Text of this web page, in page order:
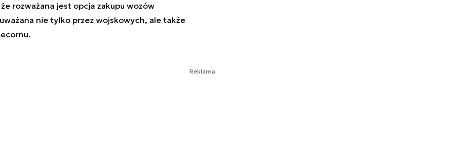
rozważana jest opcja zakupu wozów
nie tylko przez wojskowych, ale także
Reklama